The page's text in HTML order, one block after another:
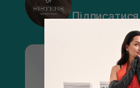
Підписатися